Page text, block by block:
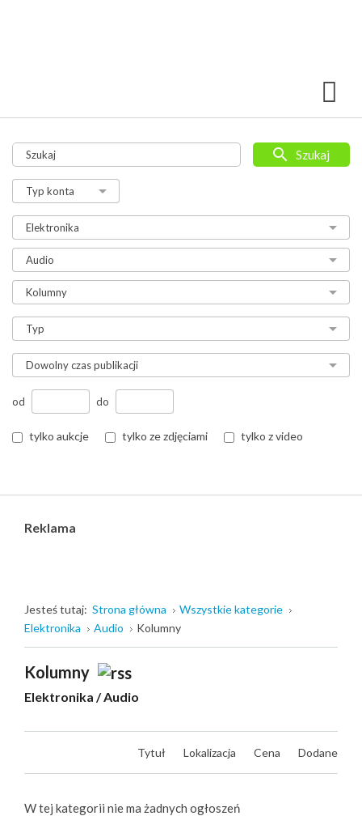
od do
tylko aukcje tylko ze zdjęciami tylko z video
Szukaj
Reklama
Jesteś tutaj: Strona główna
Wszystkie kategorie
Elektronika
Audio Kolumny
Kolumny
Elektronika /Audio
Tytuł Lokalizacja Cena Dodane
W tej kategorii nie ma żadnych ogłoszeń